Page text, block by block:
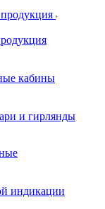
кабины
и гирлянды
индикации